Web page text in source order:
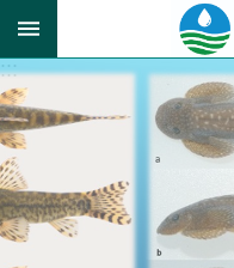
跳到主要內容區塊
進
階
搜
尋
:::